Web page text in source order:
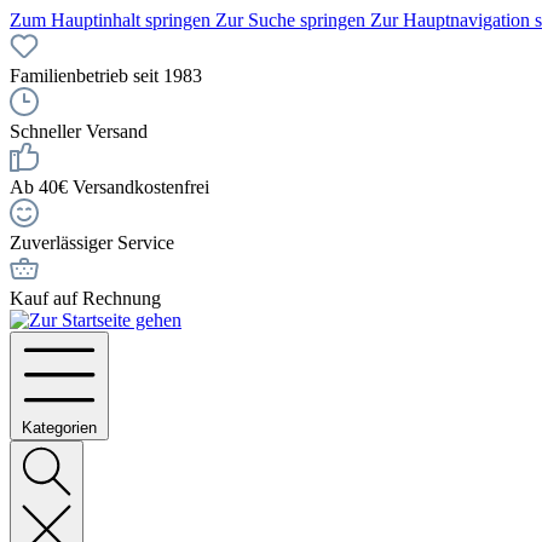
Zum Hauptinhalt springen Zur Suche springen Zur Hauptnavigation
Familienbetrieb seit 1983
Schneller Versand
Ab 40€ Versandkostenfrei
Zuverlässiger Service
Kauf auf Rechnung
Kategorien